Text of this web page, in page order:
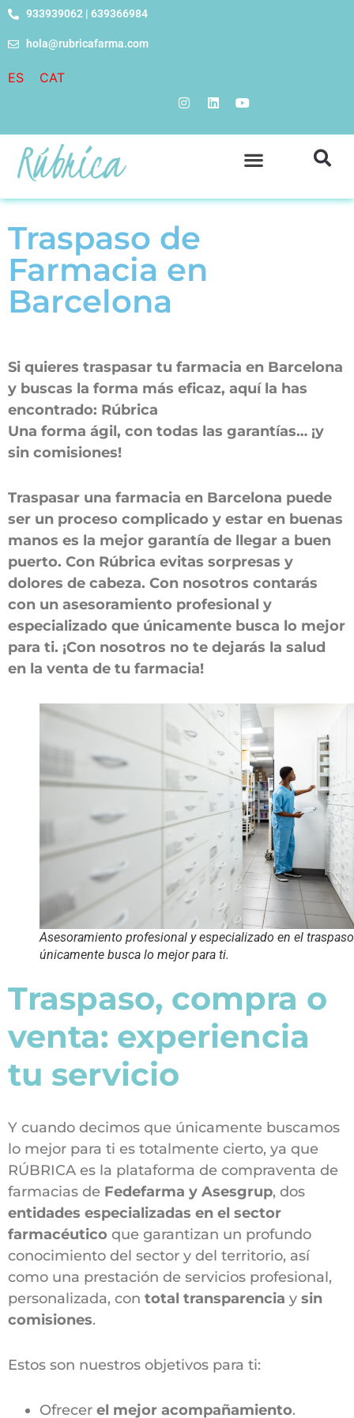
933939062 | 639366984
hola@rubricafarma.com
ES CAT
Traspaso de
Farmacia en
Barcelona
Si quieres traspasar tu farmacia en Barcelona
y buscas la forma más eficaz, aquí la has
encontrado: Rúbrica
Una forma ágil, con todas las garantías… ¡y
sin comisiones!
Traspasar una farmacia en Barcelona puede
ser un proceso complicado y estar en buenas
manos es la mejor garantía de llegar a buen
puerto. Con Rúbrica evitas sorpresas y
dolores de cabeza. Con nosotros contarás
con un asesoramiento profesional y
especializado que únicamente busca lo mejor
para ti. ¡Con nosotros no te dejarás la salud
en la venta de tu farmacia!
Asesoramiento profesional y especializado en el
únicamente busca lo mejor para ti.
Traspaso, compra o
venta: experiencia
tu servicio
Y cuando decimos que únicamente buscamos
lo mejor para ti es totalmente cierto, ya que
RÚBRICA es la plataforma de compraventa de
farmacias de Fedefarma y Asesgrup, dos
entidades especializadas en el sector
farmacéutico que garantizan un profundo
conocimiento del sector y del territorio, así
como una prestación de servicios profesional,
personalizada, con total transparencia y sin
comisiones.
Estos son nuestros objetivos para ti:
Ofrecer el mejor acompañamiento.